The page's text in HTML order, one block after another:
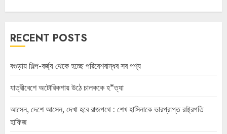
RECENT POSTS
বগুড়ায় শিল্প-বর্জ্য থেকে হচ্ছে পরিবেশবান্ধব সব পণ্য
যাত্রীবেশে অটোরিকশায় উঠে চালককে হ*ত্যা
আসেন, দেশে আসেন, দেখা হবে রাজপথে : শেখ হাসিনাকে ভারপ্রাপ্ত রাষ্ট্রপতি
হাফিজ